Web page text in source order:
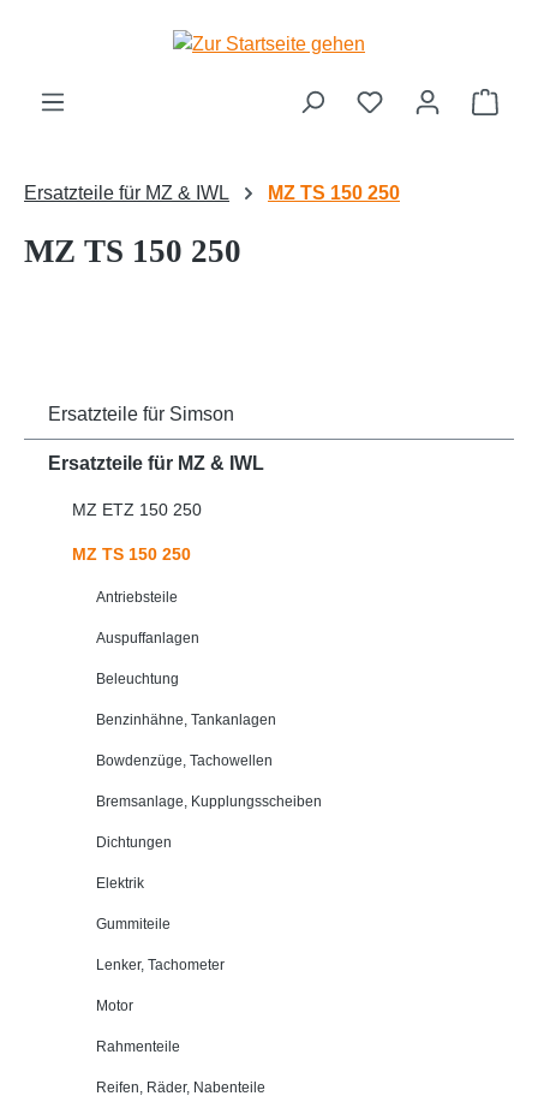
Zum Hauptinhalt springen
Ersatzteile für MZ & IWL MZ TS 150 250
MZ TS 150 250
Ersatzteile für Simson
Ersatzteile für MZ & IWL
MZ ETZ 150 250
MZ TS 150 250
Antriebsteile
Auspuffanlagen
Beleuchtung
Benzinhähne, Tankanlagen
Bowdenzüge, Tachowellen
Bremsanlage, Kupplungsscheiben
Dichtungen
Elektrik
Gummiteile
Lenker, Tachometer
Motor
Rahmenteile
Reifen, Räder, Nabenteile